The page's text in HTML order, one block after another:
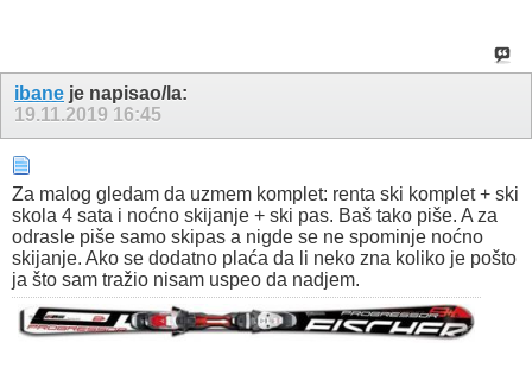
ibane je napisao/la:
19.11.2019 16:45
Za malog gledam da uzmem komplet: renta ski komplet + ski
skola 4 sata i noćno skijanje + ski pas. Baš tako piše. A za
odrasle piše samo skipas a nigde se ne spominje noćno
skijanje. Ako se dodatno plaća da li neko zna koliko je pošto
ja što sam tražio nisam uspeo da nadjem.